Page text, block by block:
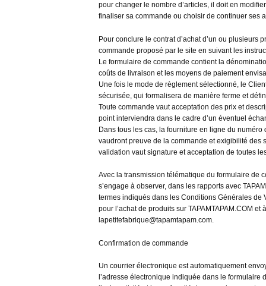
pour changer le nombre d’articles, il doit en
finaliser sa commande ou choisir de continuer ses
Pour conclure le contrat d’achat d’un ou plusieurs
commande proposé par le site en suivant les
Le formulaire de commande contient la
coûts de livraison et les moyens de paiement
Une fois le mode de règlement sélectionné, le
sécurisée, qui formalisera de manière ferme et
Toute commande vaut acceptation des prix et
point interviendra dans le cadre d’un éventuel
Dans tous les cas, la fourniture en ligne du
vaudront preuve de la commande et exigibilité des
validation vaut signature et acceptation de toutes
Avec la transmission télématique du formulaire de
s’engage à observer, dans les rapports avec
termes indiqués dans les Conditions Générales de
pour l’achat de produits sur TAPAMTAPAM.COM
lapetitefabrique@tapamtapam.com.
Confirmation de commande
Un courrier électronique est automatiquement
l’adresse électronique indiquée dans le formulaire